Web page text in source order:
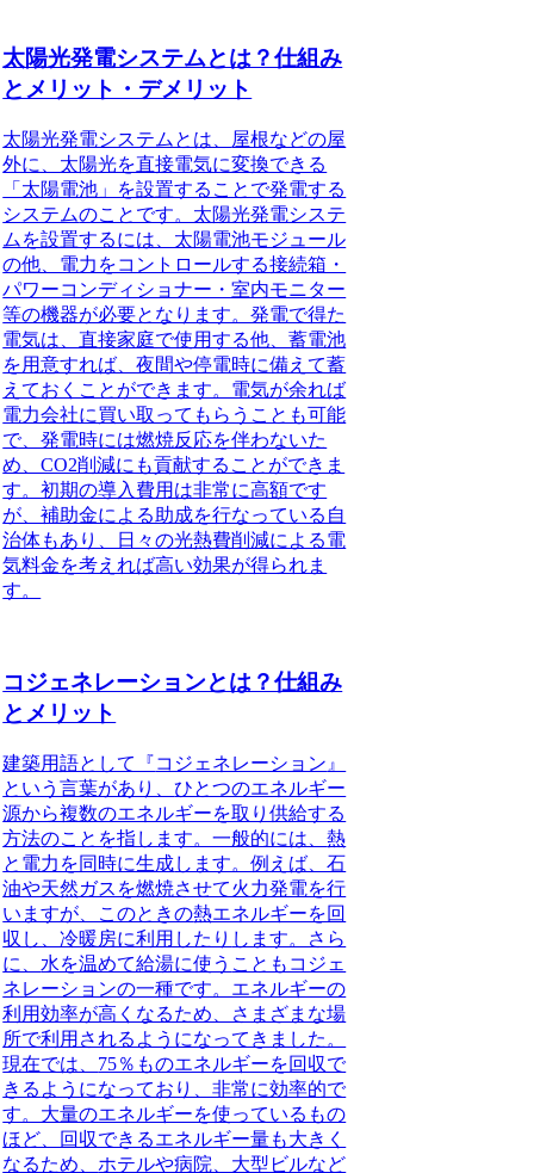
太陽光発電システムとは？仕組み
とメリット・デメリット
太陽光発電システムとは、
屋根などの屋
外に、太陽光を直接電気に変換できる
「太陽電池」を設置することで発電する
システムのことです。太陽光発電システ
ムを設置するには、太陽電池モジュール
の他、電力をコントロールする接続箱・
パワーコンディショナー・室内モニター
等の機器が必要となります。発電で得た
電気は、直接家庭で使用する他、蓄電池
を用意すれば、夜間や停電時に備えて蓄
えておくことができます。電気が余れば
電力会社に買い取ってもらうことも可能
で、発電時には燃焼反応を伴わないた
め、CO2削減にも貢献することができま
す。初期の導入費用は非常に高額です
が、補助金による助成を行なっている自
治体もあり、日々の光熱費削減による電
気料金を考えれば高い効果が得られま
す。
コジェネレーションとは？仕組み
とメリット
建築用語として『コジェネレーション 』
という言葉があり、ひとつのエネルギー
源から複数のエネルギーを取り供給する
方法のことを指します。一般的には、熱
と電力を同時に生成します。例えば、石
油や天然ガスを燃焼させて火力発電を行
いますが、このときの熱エネルギーを回
収し、冷暖房に利用したり します。さら
に、 水を温めて給湯に使う こともコジェ
ネレーションの一種です。エネルギーの
利用効率が高くなるため、さまざまな場
所で利用されるようになってきました。
現在では、 75％ものエネルギーを回収で
きる ようになっており、非常に効率的で
す。大量のエネルギーを使っているもの
ほど、回収できるエネルギー量も大きく
なるため、 ホテルや病院、大型ビルなど